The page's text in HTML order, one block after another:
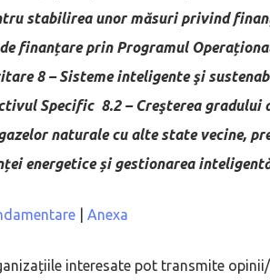
stabilirea unor măsuri privind
finanțare prin Programul
8 – Sisteme inteligente şi
Specific 8.2 – Creşterea gradului
naturale cu alte state vecine,
energetice și gestionarea
Anexa
interesate pot transmite